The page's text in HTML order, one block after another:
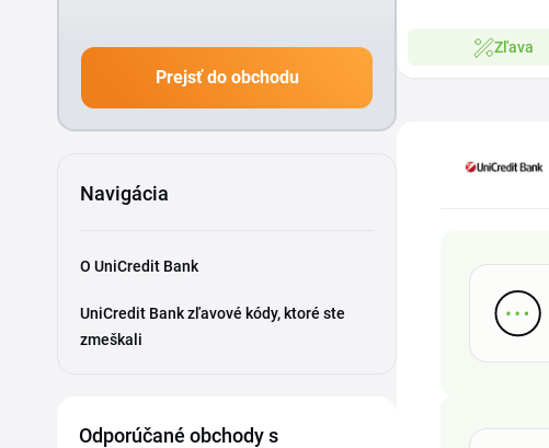
Prejsť do obchodu
Navigácia
O UniCredit Bank
UniCredit Bank zľavové kódy, ktoré ste
zmeškali
Odporúčané obchody s
Zľava